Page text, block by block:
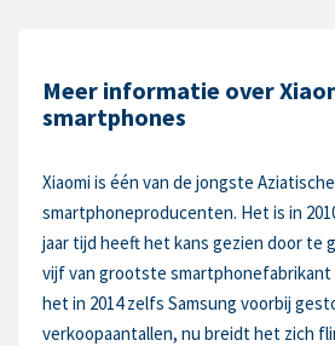
Meer informatie over
smartphones
Xiaomi is één van de jongste Aziatische
smartphoneproducenten. Het is in
jaar tijd heeft het kans gezien door te
vijf van grootste smartphonefabrikant
het in 2014 zelfs Samsung voorbij
verkoopaantallen, nu breidt het zich